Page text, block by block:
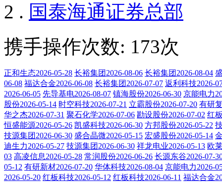
2 . 国泰海通证券总部
携手操作次数: 173次
正和生态2026-05-28 长裕集团2026-08-06 长裕集团2026-08-04
06-08 福达合金2026-06-08 长裕集团2026-07-07 返利科技2026-
2026-06-05 先导基电2026-08-07 镇海股份2026-06-30 京能电力
股份2026-05-14 时空科技2026-07-21 立霸股份2026-07-20 有研
华之杰2026-07-31 聚石化学2026-07-06 勘设股份2026-07-02 红
恒盛能源2026-05-26 凯盛科技2026-06-30 方邦股份2026-05-22
技源集团2026-06-30 盛合晶微2026-05-15 宏盛股份2026-05-14
迪生力2026-05-27 技源集团2026-06-30 祥龙电业2026-05-13 欧
03 高凌信息2026-05-28 常润股份2026-06-26 长源东谷2026-07-
05-12 有研新材2026-07-20 华体科技2026-08-04 京能电力2026-
2026-05-20 红板科技2026-05-12 红板科技2026-06-11 福达合金